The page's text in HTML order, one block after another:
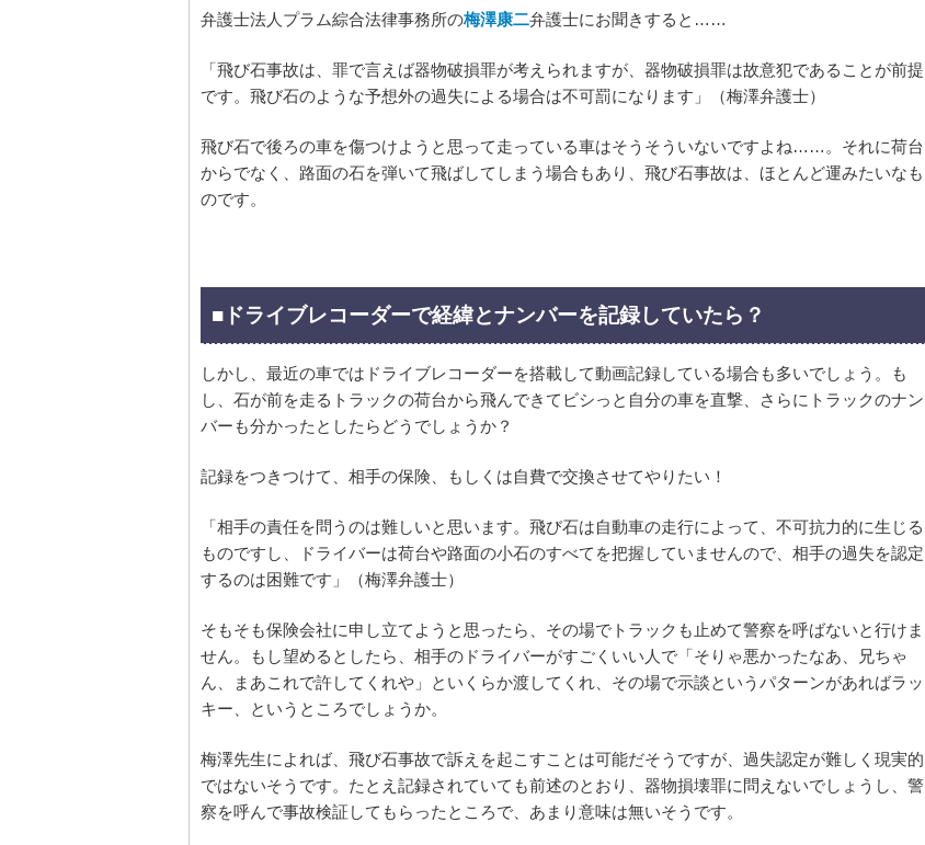
弁護士法人プラム綜合法律事務所の梅澤康二弁護士にお聞きすると……
「飛び石事故は、罪で言えば器物破損罪が考えられますが、器物破損罪は故意犯であることが前提
です。飛び石のような予想外の過失による場合は不可罰になります」（梅澤弁護士）
飛び石で後ろの車を傷つけようと思って走っている車はそうそういないですよね……。それに荷台
からでなく、路面の石を弾いて飛ばしてしまう場合もあり、飛び石事故は、ほとんど運みたいなも
のです。
■ドライブレコーダーで経緯とナンバーを記録していたら？
しかし、最近の車ではドライブレコーダーを搭載して動画記録している場合も多いでしょう。も
し、石が前を走るトラックの荷台から飛んできてビシっと自分の車を直撃、さらにトラックのナン
バーも分かったとしたらどうでしょうか？
記録をつきつけて、相手の保険、もしくは自費で交換させてやりたい！
「相手の責任を問うのは難しいと思います。飛び石は自動車の走行によって、不可抗力的に生じる
ものですし、ドライバーは荷台や路面の小石のすべてを把握していませんので、相手の過失を認定
するのは困難です」（梅澤弁護士）
そもそも保険会社に申し立てようと思ったら、その場でトラックも止めて警察を呼ばないと行けま
せん。もし望めるとしたら、相手のドライバーがすごくいい人で「そりゃ悪かったなあ、兄ちゃ
ん、まあこれで許してくれや」といくらか渡してくれ、その場で示談というパターンがあればラッ
キー、というところでしょうか。
梅澤先生によれば、飛び石事故で訴えを起こすことは可能だそうですが、過失認定が難しく現実的
ではないそうです。たとえ記録されていても前述のとおり、器物損壊罪に問えないでしょうし、警
察を呼んで事故検証してもらったところで、あまり意味は無いそうです。